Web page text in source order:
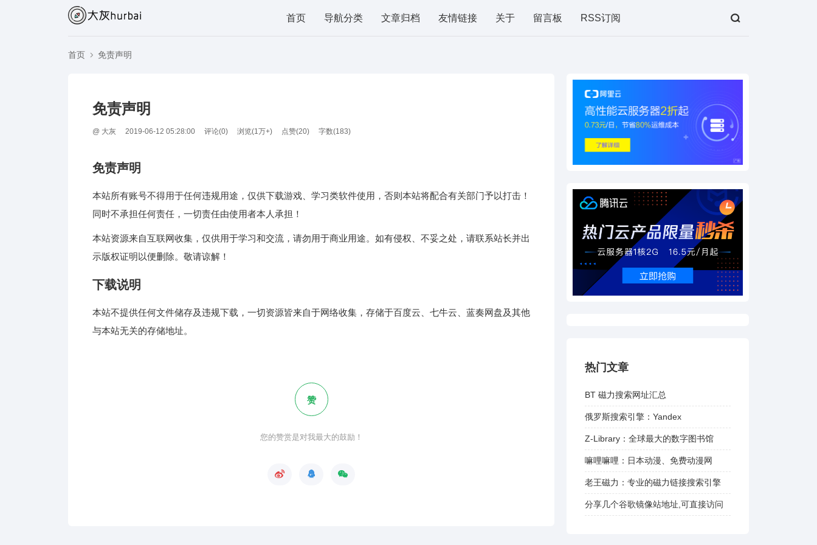
首页 导航分类 文章归档 友情链接 关于 留言板 RSS订阅
首页 免责声明
免责声明
@ 大灰 2019-06-12 05:28:00 评论(0) 浏览(1万+) 点赞(20) 字数(183)
免责声明
本站所有账号不得用于任何违规用途，仅供下载游戏、学习类软件使用，否则本站将配合有关部门予以打击！
同时不承担任何责任，一切责任由使用者本人承担！
本站资源来自互联网收集，仅供用于学习和交流，请勿用于商业用途。如有侵权、不妥之处，请联系站长并出
示版权证明以便删除。敬请谅解！
下载说明
本站不提供任何文件储存及违规下载，一切资源皆来自于网络收集，存储于百度云、七牛云、蓝奏网盘及其他
与本站无关的存储地址。
赞
您的赞赏是对我最大的鼓励！
热门文章
BT 磁力搜索网址汇总
俄罗斯搜索引擎：Yandex
Z-Library：全球最大的数字图书馆
嘛哩嘛哩：日本动漫、免费动漫网
老王磁力：专业的磁力链接搜索引擎
分享几个谷歌镜像站地址,可直接访问